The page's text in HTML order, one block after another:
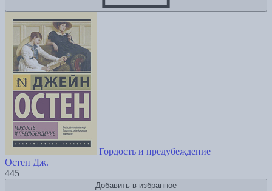
Гордость и предубеждение
Остен Дж.
445
Добавить в избранное